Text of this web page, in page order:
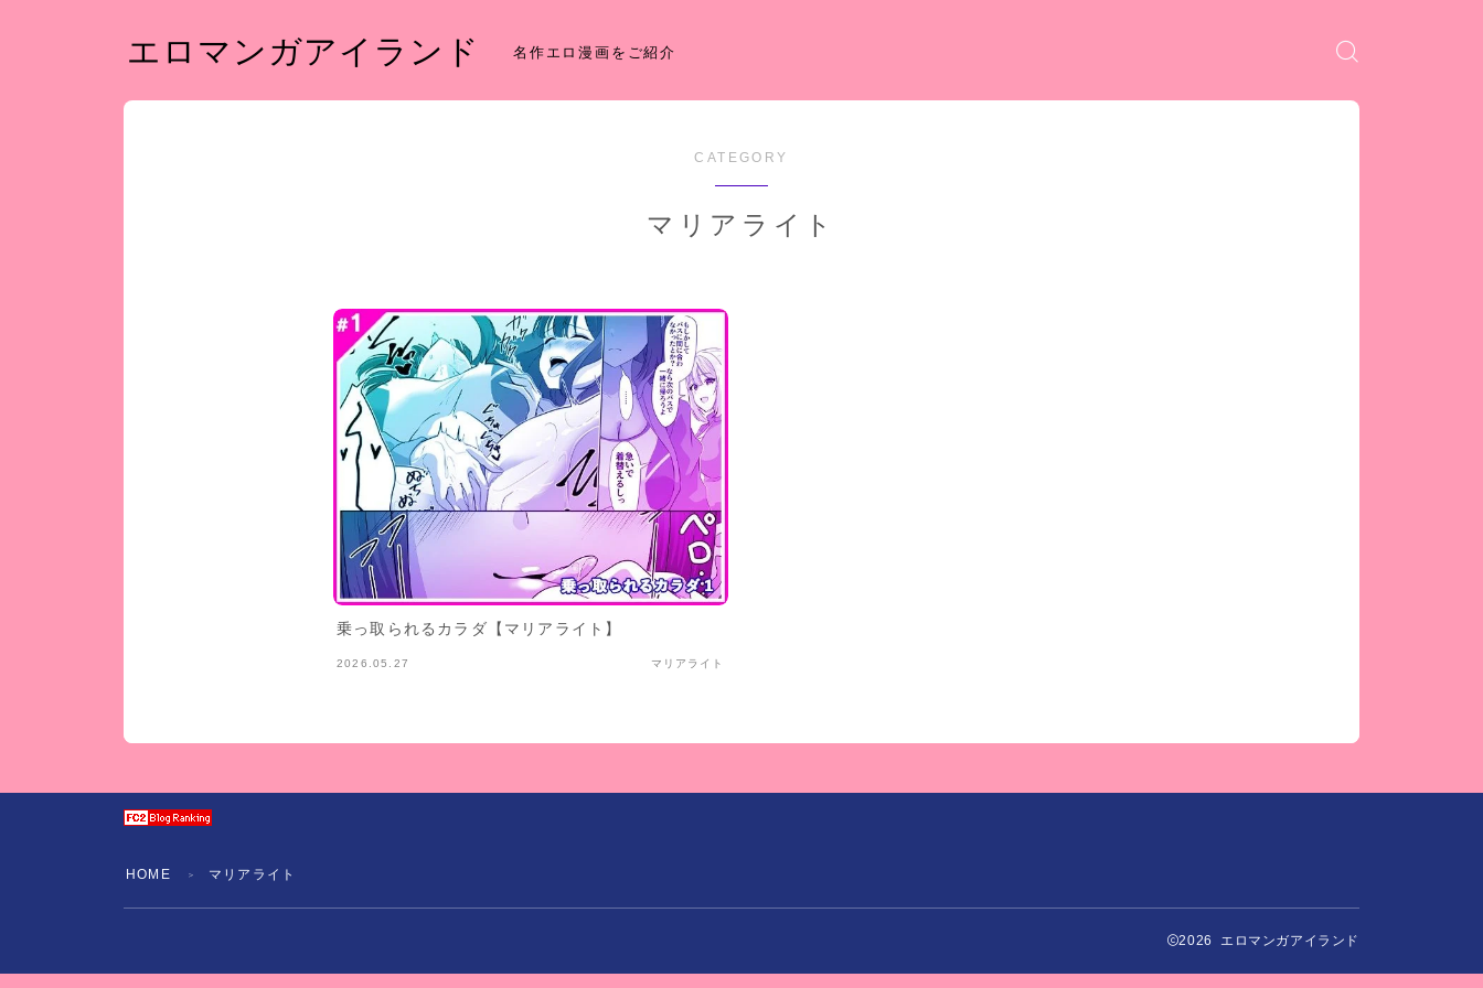
エロマンガアイランド 名作エロ漫画をご紹介
CATEGORY
マリアライト
乗っ取られるカラダ【マリアライト】
2026.05.27 マリアライト
HOME ＞ マリアライト
2026 エロマンガアイランド